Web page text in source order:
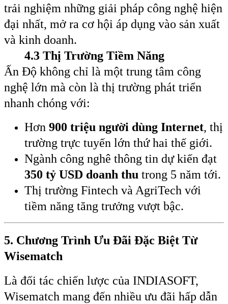
trải nghiệm những giải pháp công nghệ hiện
đại nhất, mở ra cơ hội áp dụng vào sản xuất
và kinh doanh.
4.3 Thị Trường Tiềm Năng
Ấn Độ không chỉ là một trung tâm công
nghệ lớn mà còn là thị trường phát triển
nhanh chóng với:
Hơn 900 triệu người dùng Internet, thị
trường trực tuyến lớn thứ hai thế giới.
Ngành công nghê thông tin dự kiến đạt
350 tỷ USD doanh thu trong 5 năm tới.
Thị trường Fintech và AgriTech với
tiềm năng tăng trưởng vượt bậc.
5. Chương Trình Ưu Đãi Đặc Biệt Từ
Wisematch
Là đối tác chiến lược của INDIASOFT,
Wisematch mang đến nhiều ưu đãi hấp dẫn